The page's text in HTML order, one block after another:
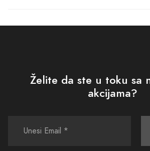
Želite da ste u toku sa
akcijama?